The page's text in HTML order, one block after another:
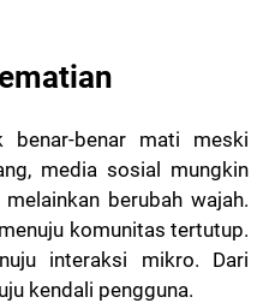
benar mati meski
media sosial mungkin
berubah wajah.
komunitas tertutup.
interaksi mikro. Dari
kendali pengguna.